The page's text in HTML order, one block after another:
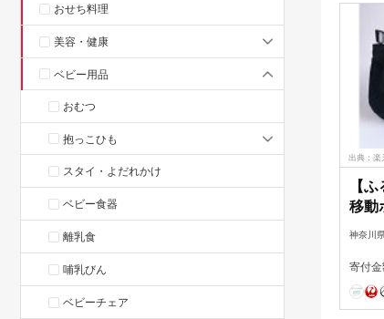
おせち料理
美容・健康
ベビー用品
おむつ
抱っこひも
スタイ・よだれかけ
ベビー食器
離乳食
哺乳びん
ベビーチェア
出典：楽
【
移動
無地
神奈川
寄付金